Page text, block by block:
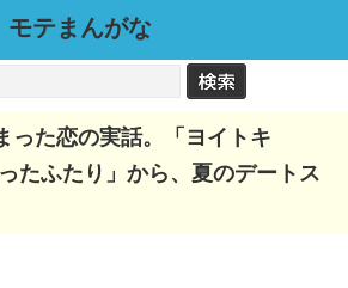
モテまんがな
った恋の実話。「ヨイトキ
たふたり」から、夏のデートス